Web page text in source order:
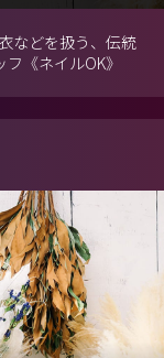
などを扱う、伝統
《ネイルOK》